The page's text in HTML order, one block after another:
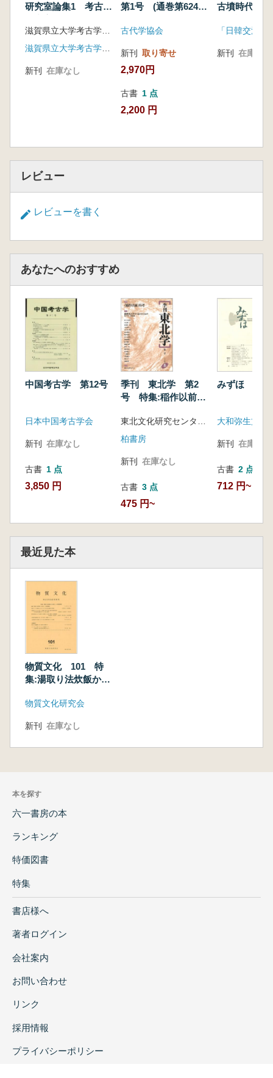
研究室論集1 考古学
均先生退職記念
滋賀県立大学考古学研究室 編
滋賀県立大学考古学研究室
新刊 在庫なし
第1号 (通巻第624
国の東北フロンティ
莵郡・楽浪郡」(上)
古代学協会
新刊 取り寄せ
2,970円
古書 1 点
2,200 円
古墳時代(最
新刊 在庫なし
レビュー
レビューを書く
あなたへのおすすめ
中国考古学 第12号
日本中国考古学会
新刊 在庫なし
古書 1 点
3,850 円
季刊 東北学 第2
号 特集:稲作以前
柏書房
新刊 在庫なし
古書 3 点
475 円~
みずほ 第24
大和弥生文化
新刊 在庫なし
古書 2 点
712 円~
最近見た本
物質文化 101 特
集:湯取り法炊飯から
物質文化研究会
新刊 在庫なし
本を探す
六一書房の本
ランキング
特価図書
特集
書店様へ
著者ログイン
会社案内
お問い合わせ
リンク
採用情報
プライバシーポリシー